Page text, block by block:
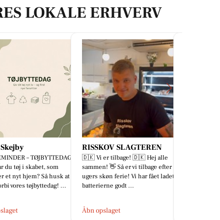
LOKALE ERHVERV
SLAGTEREN
tilbage! 🇩🇰 Hej alle
👋 Så er vi tilbage efter 4
ferie! Vi har fået ladet
godt ...
Clara H
🎉🎉🎉FRANSA LIVE MED CLARAH
🎉🎉🎉 Glæd digsuper fine styles
der lige er landet🤍Du bliver
fristet! Denne LIVE kan shoppes ...
Åbn opslaget